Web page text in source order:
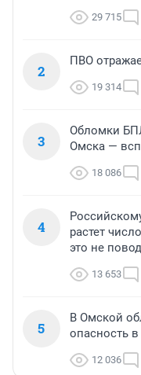
29 715
2
ПВО
19 314
3
Обломки
Омска —
18 086
4
растет
это не
13 653
5
В Омской
опасность
12 036